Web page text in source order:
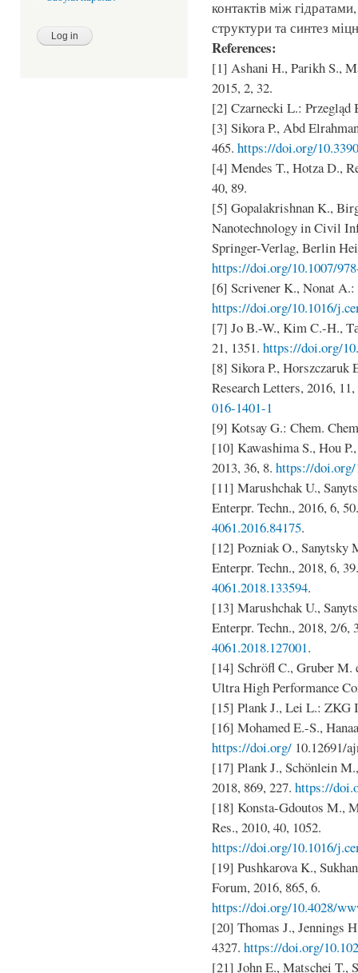
контактів між
структури та синтез
References:
[1] Ashani H., Parikh S.,
2015, 2, 32.
[2] Czarnecki L.: Przegląd
[3] Sikora P., Abd
465. https://doi.org/
[4] Mendes T., Hotza D.,
40, 89.
[5] Gopalakrishnan K.,
Nanotechnology in Civil
Springer-Verlag, Berlin
https://doi.org/10.1007/
[6] Scrivener K., Nonat A.:
https://doi.org/10.1016/
[7] Jo B.-W., Kim C.-H.,
21, 1351. https://doi.org/
[8] Sikora P., Horszczaruk
Research Letters, 2016,
016-1401-1
[9] Kotsay G.: Chem.
[10] Kawashima S., Hou
2013, 36, 8. https://doi.org/
[11] Marushchak U.,
Enterpr. Techn., 2016, 6,
4061.2016.84175.
[12] Pozniak O., Sanytsky
Enterpr. Techn., 2018, 6,
4061.2018.133594.
[13] Marushchak U.,
Enterpr. Techn., 2018, 2/6,
4061.2018.127001.
[14] Schröfl C., Gruber M.
Ultra High Performance
[15] Plank J., Lei L.: ZKG
[16] Mohamed E.-S.,
https://doi.org/ 10.12691/
[17] Plank J., Schönlein
2018, 869, 227. https://
[18] Konsta-Gdoutos M.,
Res., 2010, 40, 1052.
https://doi.org/10.1016/
[19] Pushkarova K.,
Forum, 2016, 865, 6.
https://doi.org/10.4028/
[20] Thomas J., Jennings
4327. https://doi.org/
[21] John E., Matschei T.,